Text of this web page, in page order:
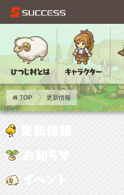
TOP 更新情報